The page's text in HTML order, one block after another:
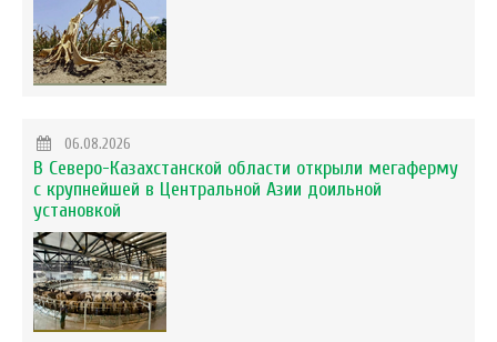
06.08.2026
В Северо-Казахстанской области открыли мегаферму
с крупнейшей в Центральной Азии доильной
установкой